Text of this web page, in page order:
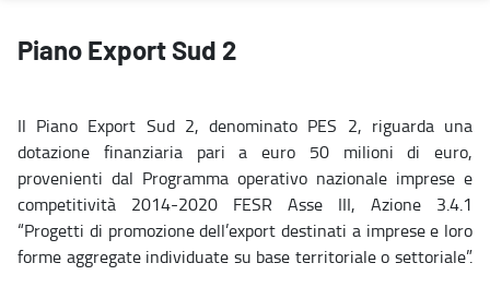
Piano Export Sud 2
Il Piano Export Sud 2, denominato PES 2, riguarda una
dotazione finanziaria pari a euro 50 milioni di euro,
provenienti dal Programma operativo nazionale imprese e
competitività 2014-2020 FESR Asse III, Azione 3.4.1
“Progetti di promozione dell’export destinati a imprese e loro
forme aggregate individuate su base territoriale o settoriale”.